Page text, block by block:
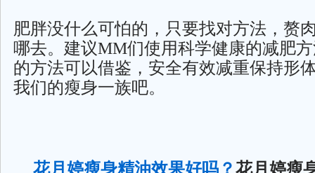
肥胖没什么可怕的，只要找对方法，赘
哪去。建议MM们使用科学健康的减肥
的方法可以借鉴，安全有效减重保持形
我们的瘦身一族吧。
花月婷瘦身精油效果好吗 ？花月婷瘦